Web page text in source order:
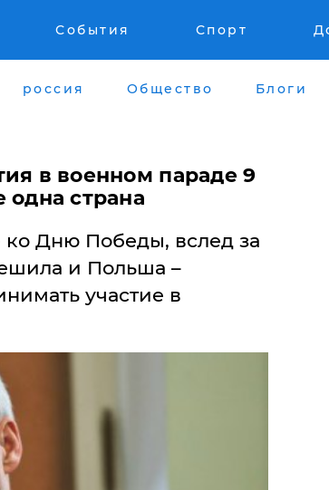
События Спорт
россия Общество Блоги
в военном параде 9
одна страна
ко Дню Победы, вслед за
и Польша –
участие в